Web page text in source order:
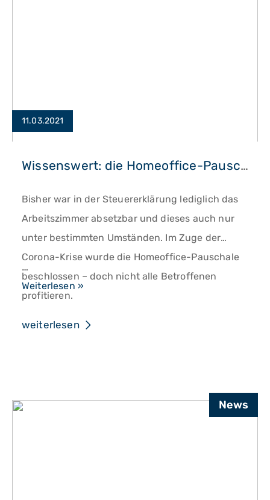
11.03.2021
Wissenswert: die Homeoffice-Pauschale
Bisher war in der Steuererklärung lediglich das
Arbeitszimmer absetzbar und dieses auch nur
unter bestimmten Umständen. Im Zuge der
Corona-Krise wurde die Homeoffice-Pauschale
beschlossen – doch nicht alle Betroffenen
profitieren.
…
Wissenswert:
die
Homeoffice-
Weiterlesen »
weiterlesen
News